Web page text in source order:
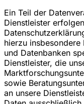
Ein Teil der
Dienstleister
hierzu insbesondere
und Datenbanken
Dienstleister, die
sowie
an unsere